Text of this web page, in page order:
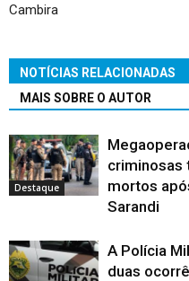
Cambira
NOTÍCIAS RELACIONADAS
MAIS SOBRE O AUTOR
Destaque
criminosas
mortos
Sarandi
A Polícia
duas